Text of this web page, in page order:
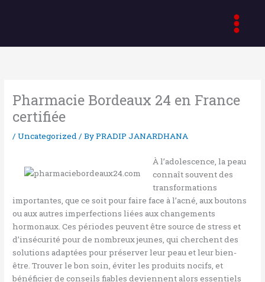
Pharmacie Bordeaux 24 en France
certifiée
/Uncategorized/ ByPRADIP JANARDHANA
À l’adolescence, la peau
connaît souvent des
transformations
importantes, que ce soit pour faire face à l’acné, aux boutons
ou aux autres imperfections liées aux changements
hormonaux. Ces périodes peuvent être source de stress et
d’insécurité pour de nombreux jeunes, qui cherchent des
solutions adaptées pour préserver leur peau et leur bien-
être. Trouver le bon soin, éviter les produits nocifs, et
bénéficier de conseils fiables deviennent alors essentiels